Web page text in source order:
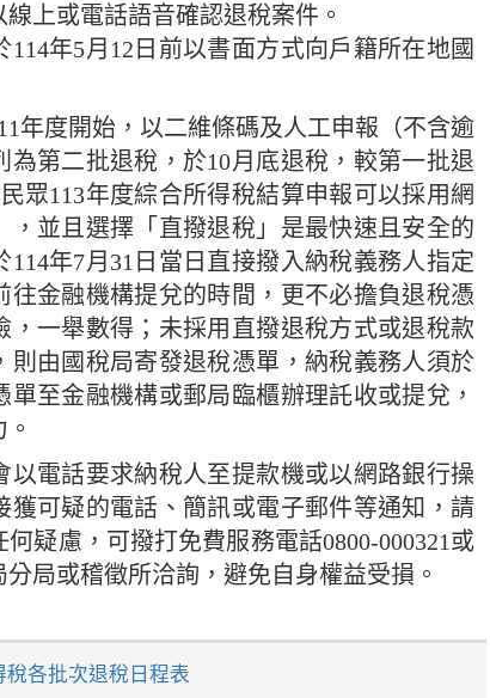
上或電話語音確認退稅案件。
年5月12日前以書面方式向戶籍所在地國
年度開始，以二維條碼及人工申報（不含逾
為第二批退稅，於10月底退稅，較第一批退
眾113年度綜合所得稅結算申報可以採用網
，並且選擇「直撥退稅」是最快速且安全的
114年7月31日當日直接撥入納稅義務人指定
往金融機構提兌的時間，更不必擔負退稅憑
，一舉數得；未採用直撥退稅方式或退稅款
則由國稅局寄發退稅憑單，納稅義務人須於
至金融機構或郵局臨櫃辦理託收或提兌，
以電話要求納稅人至提款機或以網路銀行操
獲可疑的電話、簡訊或電子郵件等通知，請
疑慮，可撥打免費服務電話0800-000321或
局或稽徵所洽詢，避免自身權益受損。
稅各批次退稅日程表